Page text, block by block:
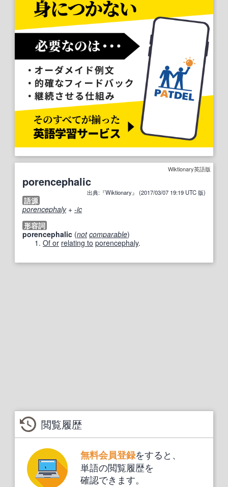
Wiktionary英語版
porencephalic
出典:『Wiktionary』 (2017/03/07 19:19 UTC 版)
語源
porencephaly+‎ -ic
形容詞
porencephalic (not comparable)
Of or relating to porencephaly.
閲覧履歴
無料会員登録をすると、
単語の閲覧履歴を
確認できます。